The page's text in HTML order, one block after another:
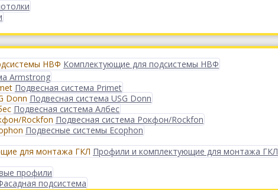
Комплектующие для подсистемы НВФ
Armstrong
Подвесная система Primet
Подвесная система USG Donn
Подвесная система Албес
Подвесная система Рокфон/Rockfon
Подвесные системы Ecophon
Профили и комплектующие для монтажа ГКЛ
профили
подсистема